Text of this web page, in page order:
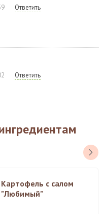
Ответить
Ответить
Картофель с салом
"Любимый"